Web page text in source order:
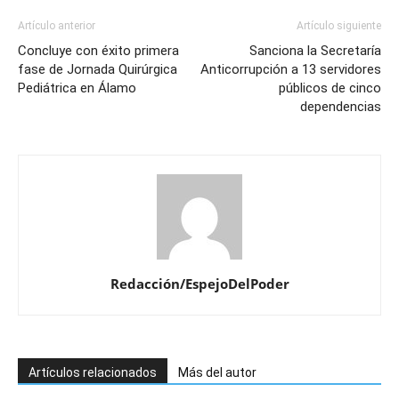
Artículo anterior
Concluye con éxito primera
fase de Jornada Quirúrgica
Pediátrica en Álamo
Artículo siguiente
Sanciona la Secretaría
Anticorrupción a 13 servidores
públicos de cinco
dependencias
Redacción/EspejoDelPoder
Artículos relacionados Más del autor